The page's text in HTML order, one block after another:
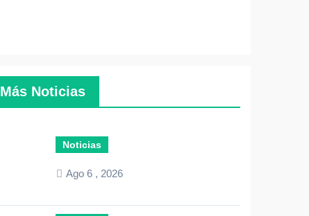
Más Noticias
Noticias
Ago 6 , 2026